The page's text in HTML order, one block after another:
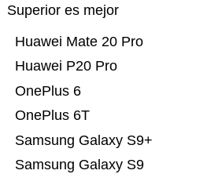
Superior es mejor
Samsung Galaxy S9
Samsung Galaxy S9+
OnePlus 6T
OnePlus 6
Huawei P20 Pro
Huawei Mate 20 Pro